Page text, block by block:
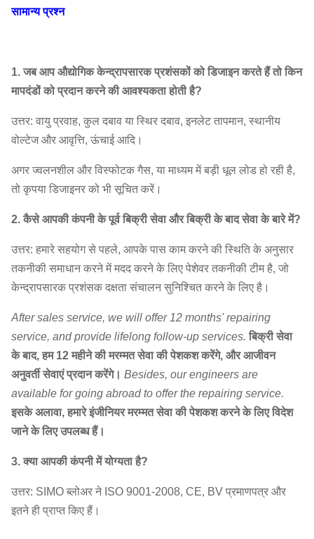
सामान्य प्रश्न
1. जब आप औद्योगिक केन्द्रापसारक प्रशंसकों को डिजाइन करते हैं तो किन
मापदंडों को प्रदान करने की आवश्यकता होती है?
उत्तर: वायु प्रवाह, कुल दबाव या स्थिर दबाव, इनलेट तापमान, स्थानीय
वोल्टेज और आवृत्ति, ऊंचाई आदि।
अगर ज्वलनशील और विस्फोटक गैस, या माध्यम में बड़ी धूल लोड हो रही है,
तो कृपया डिजाइनर को भी सूचित करें।
2. कैसे आपकी कंपनी के पूर्व बिक्री सेवा और बिक्री के बाद सेवा के बारे में?
उत्तर: हमारे सहयोग से पहले, आपके पास काम करने की स्थिति के अनुसार
तकनीकी समाधान करने में मदद करने के लिए पेशेवर तकनीकी टीम है, जो
केन्द्रापसारक प्रशंसक दक्षता संचालन सुनिश्चित करने के लिए है।
After sales service, we will offer 12 months' repairing
service, and provide lifelong follow-up services. बिक्री सेवा
के बाद, हम 12 महीने की मरम्मत सेवा की पेशकश करेंगे, और आजीवन
अनुवर्ती सेवाएं प्रदान करेंगे। Besides, our engineers are
available for going abroad to offer the repairing service.
इसके अलावा, हमारे इंजीनियर मरम्मत सेवा की पेशकश करने के लिए विदेश
जाने के लिए उपलब्ध हैं।
3. क्या आपकी कंपनी में योग्यता है?
उत्तर: SIMO ब्लोअर ने ISO 9001-2008, CE, BV प्रमाणपत्र और
इतने ही प्राप्त किए हैं।